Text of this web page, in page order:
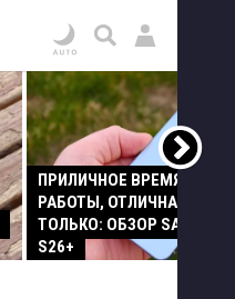
ПРИЛИЧНОЕ ВРЕМЯ
РАБОТЫ, ОТЛИЧНАЯ
ТОЛЬКО: ОБЗОР SAMSUNG
S26+